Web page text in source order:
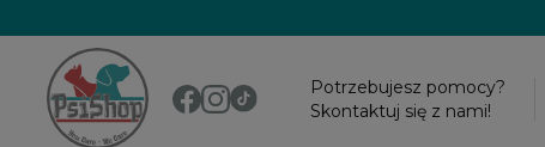
Potrzebujesz pomocy?
Skontaktuj się z nami!